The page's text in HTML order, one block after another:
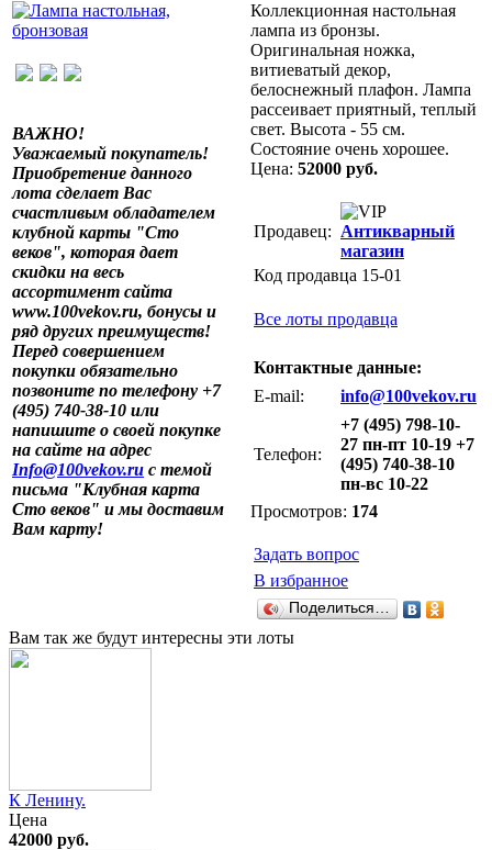
ВАЖНО!
Уважаемый покупатель!
Приобретение данного
лота сделает Вас
счастливым обладателем
клубной карты "Сто
веков", которая дает
скидки на весь
ассортимент сайта
www.100vekov.ru, бонусы и
ряд других преимуществ!
Перед совершением
покупки обязательно
позвоните по телефону +7
(495) 740-38-10 или
напишите о своей покупке
на сайте на адрес
Info@100vekov.ru с темой
письма "Клубная карта
Сто веков" и мы доставим
Вам карту!
Коллекционная настольная
лампа из бронзы.
Оригинальная ножка,
витиеватый декор,
белоснежный плафон. Лампа
рассеивает приятный, теплый
свет. Высота - 55 см.
Состояние очень хорошее.
Цена: 52000 руб.
Продавец: Антикварный
магазин
Код продавца 15-01
Все лоты продавца
Контактные данные:
E-mail:
info@100vekov.ru
Телефон:
+7 (495) 798-10-
27 пн-пт 10-19 +7
(495) 740-38-10
пн-вс 10-22
Просмотров: 174
Задать вопрос
В избранное
Поделиться…
Вам так же будут интересны эти лоты
К Ленину.
Цена
42000 руб.